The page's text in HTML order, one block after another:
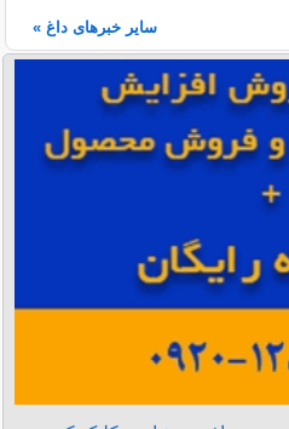
سایر خبرهای داغ »